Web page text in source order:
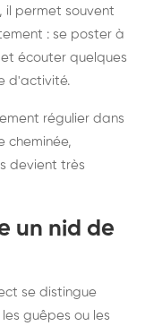
il permet souvent
: se poster à
écouter quelques
d'activité.
régulier dans
cheminée,
devient très
un nid de
se distingue
guêpes ou les